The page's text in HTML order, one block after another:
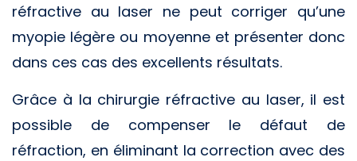
réfractive au laser ne peut corriger qu’une
myopie légère ou moyenne et présenter donc
dans ces cas des excellents résultats.
Grâce à la chirurgie réfractive au laser, il est
possible de compenser le défaut de
réfraction, en éliminant la correction avec des